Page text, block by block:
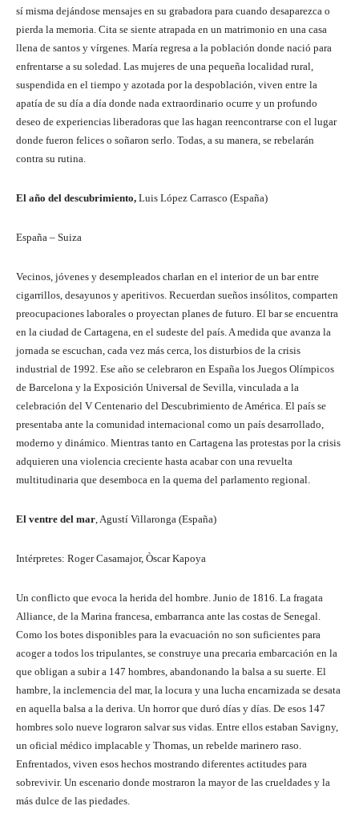
sí misma dejándose mensajes en su grabadora para cuando desaparezca o
pierda la memoria. Cita se siente atrapada en un matrimonio en una casa
llena de santos y vírgenes. María regresa a la población donde nació para
enfrentarse a su soledad. Las mujeres de una pequeña localidad rural,
suspendida en el tiempo y azotada por la despoblación, viven entre la
apatía de su día a día donde nada extraordinario ocurre y un profundo
deseo de experiencias liberadoras que las hagan reencontrarse con el lugar
donde fueron felices o soñaron serlo. Todas, a su manera, se rebelarán
contra su rutina.
El año del descubrimiento, Luis López Carrasco (España)
España – Suiza
Vecinos, jóvenes y desempleados charlan en el interior de un bar entre
cigarrillos, desayunos y aperitivos. Recuerdan sueños insólitos, comparten
preocupaciones laborales o proyectan planes de futuro. El bar se encuentra
en la ciudad de Cartagena, en el sudeste del país. A medida que avanza la
jornada se escuchan, cada vez más cerca, los disturbios de la crisis
industrial de 1992. Ese año se celebraron en España los Juegos Olímpicos
de Barcelona y la Exposición Universal de Sevilla, vinculada a la
celebración del V Centenario del Descubrimiento de América. El país se
presentaba ante la comunidad internacional como un país desarrollado,
moderno y dinámico. Mientras tanto en Cartagena las protestas por la crisis
adquieren una violencia creciente hasta acabar con una revuelta
multitudinaria que desemboca en la quema del parlamento regional.
El ventre del mar, Agustí Villaronga (España)
Intérpretes: Roger Casamajor, Òscar Kapoya
Un conflicto que evoca la herida del hombre. Junio de 1816. La fragata
Alliance, de la Marina francesa, embarranca ante las costas de Senegal.
Como los botes disponibles para la evacuación no son suficientes para
acoger a todos los tripulantes, se construye una precaria embarcación en la
que obligan a subir a 147 hombres, abandonando la balsa a su suerte. El
hambre, la inclemencia del mar, la locura y una lucha encarnizada se desata
en aquella balsa a la deriva. Un horror que duró días y días. De esos 147
hombres solo nueve lograron salvar sus vidas. Entre ellos estaban Savigny,
un oficial médico implacable y Thomas, un rebelde marinero raso.
Enfrentados, viven esos hechos mostrando diferentes actitudes para
sobrevivir. Un escenario donde mostraron la mayor de las crueldades y la
más dulce de las piedades.